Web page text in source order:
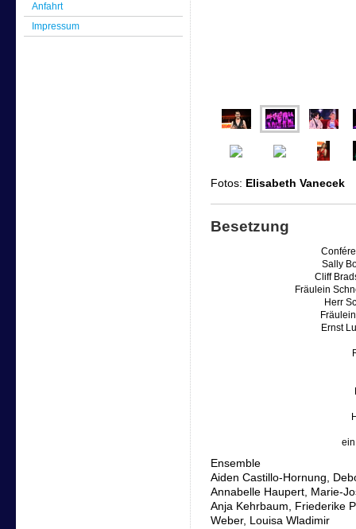
Anfahrt
Impressum
Fotos: Elisabeth Vanecek
Besetzung
Sally
Cliff
Fräulein
Herr
Ernst
Ensemble
Aiden Castillo-Hornung,
Annabelle Haupert, Marie-
Anja Kehrbaum, Friederike
Weber, Louisa Wladimir